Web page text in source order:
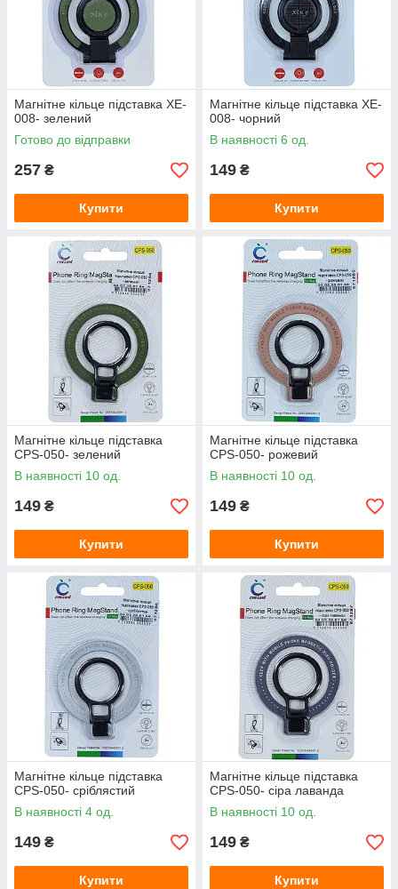
Магнітне кільце підставка XE-
008- зелений
Готово до відправки
257 ₴
Купити
Магнітне кільце підставка XE-
008- чорний
В наявності 6 од.
149 ₴
Купити
Магнітне кільце підставка
CPS-050- зелений
В наявності 10 од.
149 ₴
Купити
Магнітне кільце підставка
CPS-050- рожевий
В наявності 10 од.
149 ₴
Купити
Магнітне кільце підставка
CPS-050- сріблястий
В наявності 4 од.
149 ₴
Купити
Магнітне кільце підставка
CPS-050- сіра лаванда
В наявності 10 од.
149 ₴
Купити